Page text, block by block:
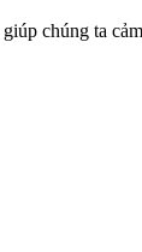
giúp chúng ta